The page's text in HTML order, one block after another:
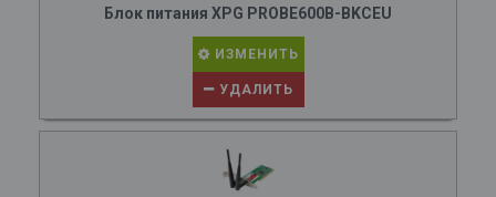
Блок питания XPG PROBE600B-BKCEU
ИЗМЕНИТЬ
УДАЛИТЬ